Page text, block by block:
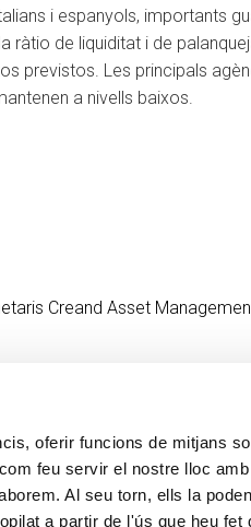
oferir funcions de mitjans
feu servir el nostre lloc
Al seu torn, ells la
a partir de l'ús que heu fet
i espanyols, importants
de liquiditat i de
previstos. Les principals
a nivells baixos.
Creand Asset
MÉS CREAND
Actualitat